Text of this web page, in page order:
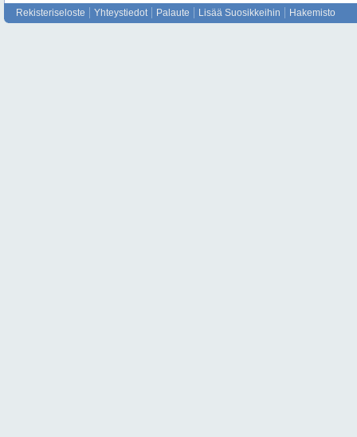
Rekisteriseloste Yhteystiedot Palaute Lisää Suosikkeihin Hakemisto